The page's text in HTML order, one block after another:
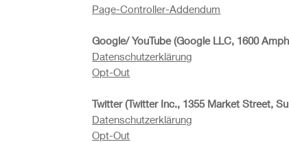
Page-Controller-Addendum
Google/ YouTube (Google LLC, 1600
Datenschutzerklärung
Opt-Out
Twitter (Twitter Inc., 1355 Market Street,
Datenschutzerklärung
Opt-Out